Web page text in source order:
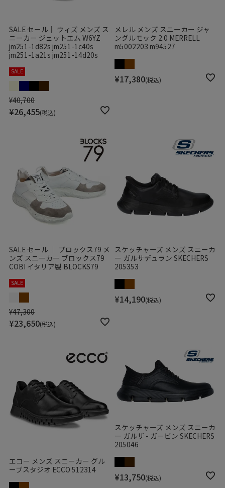
SALE セール｜ ウィズ メンズ ス
ニーカー ジェットエム W6YZ
jm251-1d82s jm251-1c40s
jm251-1a21s jm251-14d20s
SALE
¥40,700
¥26,455 税込
メレル メンズ スニーカー ジャ
ングルモック 2.0 MERRELL
m5002203 m94527
¥17,380 税込
SALE セール ｜ ブロックス79 メ
ンズ スニーカー ブロックス79
COBI イタリア製 BLOCKS79
SALE
¥47,300
¥23,650 税込
スケッチャーズ メンズ スニーカ
ー ガルサデュラン SKECHERS
205353
¥14,190 税込
エコー メンズ スニーカー グル
ーブスタジオ ECCO 512314
スケッチャーズ メンズ スニーカ
ー ガルザ - ガービン SKECHERS
205046
¥13,750 税込